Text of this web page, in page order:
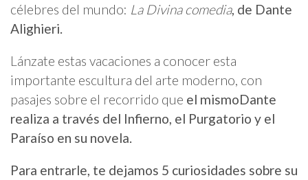
célebres del mundo: La Divina comedia, de Dante
Alighieri.
Lánzate estas vacaciones a conocer esta
importante escultura del arte moderno, con
pasajes sobre el recorrido que el mismoDante
realiza a través del Infierno, el Purgatorio y el
Paraíso en su novela.
Para entrarle, te dejamos 5 curiosidades sobre su